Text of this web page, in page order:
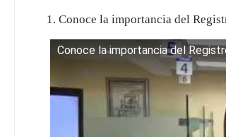
1. Conoce la importancia del
Conoce la importancia del